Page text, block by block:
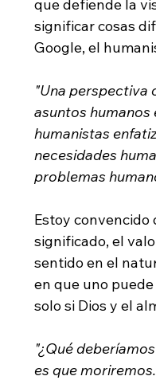
que defiende la
significar cosas
"Una perspectiva
asuntos humanos
humanistas
necesidades
problemas
Estoy
significado, el
sentido en el
en que uno
"¿Qué
es que